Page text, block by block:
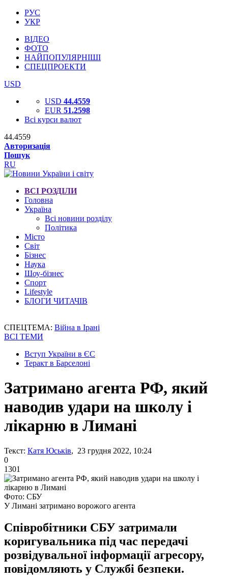
РУС
УКР
ВІДЕО
ФОТО
НАЙПОПУЛЯРНІШІ
СПЕЦПРОЕКТИ
USD
USD 44.4559
EUR 51.2598
Всі курси валют
44.4559
Авторизація
Пошук
RU
ВСІ РОЗДІЛИ
Головна
Україна
Всі новини розділу
Політика
Місто
Світ
Бізнес
Наука
Шоу-бізнес
Спорт
Lifestyle
БЛОГИ ЧИТАЧІВ
СПЕЦТЕМА: Війна в Ірані
ВСІ ТЕМИ
Вступ України в ЄС
Теракт в Барселоні
Затримано агента РФ, який
наводив удари на школу і
лікарню в Лимані
Текст: Катя Юськів, 23 грудня 2022, 10:24
0
1301
Фото: СБУ
У Лимані затримано ворожого агента
Співробітники СБУ затримали
коригувальника під час передачі
розвідувальної інформації агресору,
повідомляють у Службі безпеки.